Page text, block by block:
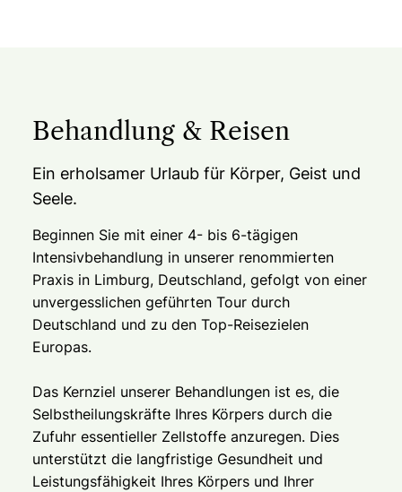
Behandlung & Reisen
Ein erholsamer Urlaub für Körper, Geist und
Seele.
Beginnen Sie mit einer 4- bis 6-tägigen
Intensivbehandlung in unserer renommierten
Praxis in Limburg, Deutschland, gefolgt von einer
unvergesslichen geführten Tour durch
Deutschland und zu den Top-Reisezielen
Europas.
Das Kernziel unserer Behandlungen ist es, die
Selbstheilungskräfte Ihres Körpers durch die
Zufuhr essentieller Zellstoffe anzuregen. Dies
unterstützt die langfristige Gesundheit und
Leistungsfähigkeit Ihres Körpers und Ihrer